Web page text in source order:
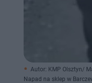
Autor: KMP Olsztyn/
Napad na sklep w